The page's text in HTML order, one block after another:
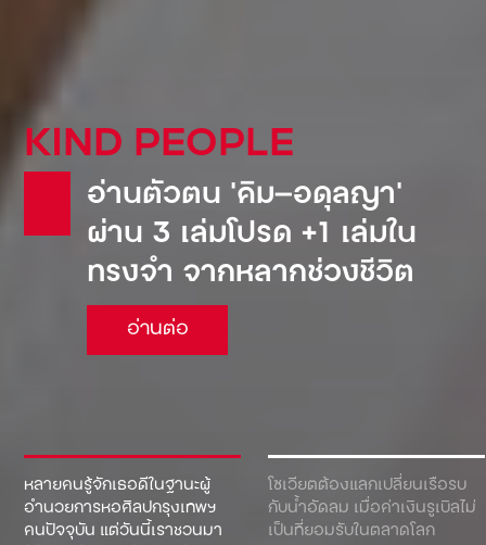
หลายคนรู้จักเธอดีในฐานะผู้
อำนวยการหอศิลปกรุงเทพฯ
คนปัจจุบัน แต่วันนี้เราชวนมา
โซเวียตต้องแลกเปลี่ยนเรือรบ
กับน้ำอัดลม เมื่อค่าเงินรูเบิลไม่
เป็นที่ยอมรับในตลาดโลก
KIND PEOPLE
อ่านตัวตน ‘คิม—อดุลญา’
ผ่าน 3 เล่มโปรด +1 เล่มใน
ทรงจำ จากหลากช่วงชีวิต
อ่านต่อ